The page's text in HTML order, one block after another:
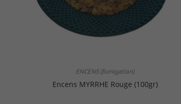
ENCENS (fumigation)
Encens MYRRHE Rouge (100gr)